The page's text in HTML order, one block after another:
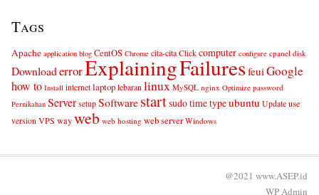
Tags
Apache application blog CentOS Chrome cita-cita Click computer configure cpanel disk
DownloaderrorExplainingFailuresfeuiGoogle
how to Install internet laptop lebaran linux MySQL nginx Optimize password
Pernikahan Server setup Softwarestartsudotimetypeubuntu Update use
version VPS wayweb web hosting web server Windows
@2021 www.ASEP.id
WPAdmin